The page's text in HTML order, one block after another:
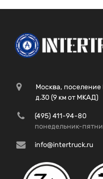
Москва, поселение
д.30 (9 км от МКАД)
(495) 411-94-80
понедельник-
info@intertruck.ru